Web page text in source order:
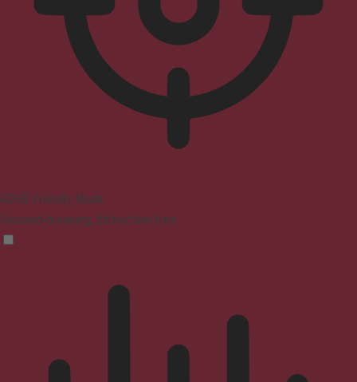
ADHD Friendly Mode
Focused browsing, distraction-free